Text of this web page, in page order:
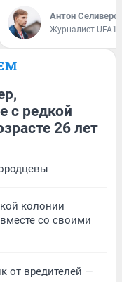
Антон
Журналист
с редкой
26 лет
колонии
со своими
от вредителей —